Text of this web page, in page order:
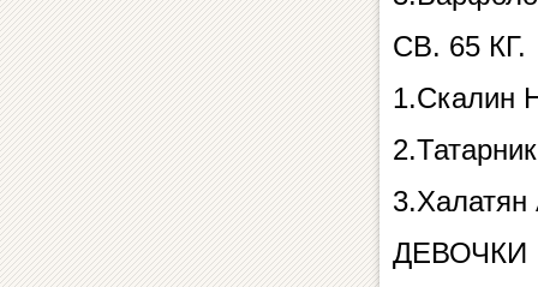
СВ. 65 КГ.
1.Скалин
ДЕВОЧКИ